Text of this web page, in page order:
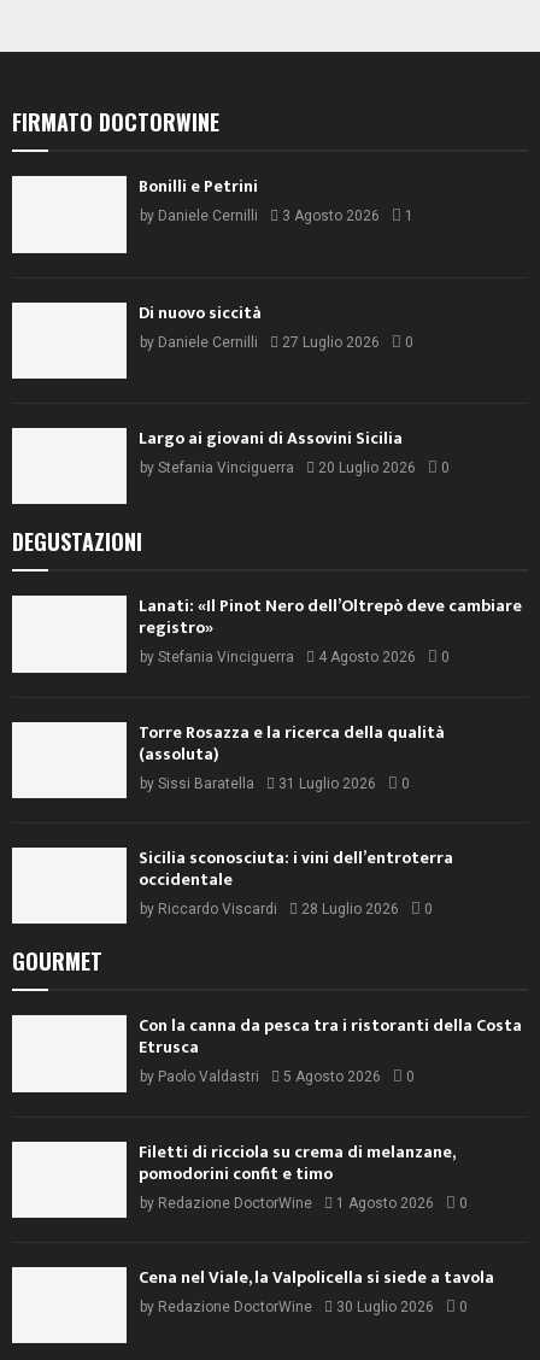
a
i
FIRMATO DOCTORWINE
Bonilli e Petrini
by Daniele Cernilli 3 Agosto 2026 1
Di nuovo siccità
by Daniele Cernilli 27 Luglio 2026 0
Largo ai giovani di Assovini Sicilia
by Stefania Vinciguerra 20 Luglio 2026 0
DEGUSTAZIONI
Lanati: «Il Pinot Nero dell’Oltrepò deve cambiare
registro»
by Stefania Vinciguerra 4 Agosto 2026 0
Torre Rosazza e la ricerca della qualità
(assoluta)
by Sissi Baratella 31 Luglio 2026 0
Sicilia sconosciuta: i vini dell’entroterra
occidentale
by Riccardo Viscardi 28 Luglio 2026 0
GOURMET
Con la canna da pesca tra i ristoranti della Costa
Etrusca
by Paolo Valdastri 5 Agosto 2026 0
Filetti di ricciola su crema di melanzane,
pomodorini confit e timo
by Redazione DoctorWine 1 Agosto 2026 0
Cena nel Viale, la Valpolicella si siede a tavola
by Redazione DoctorWine 30 Luglio 2026 0